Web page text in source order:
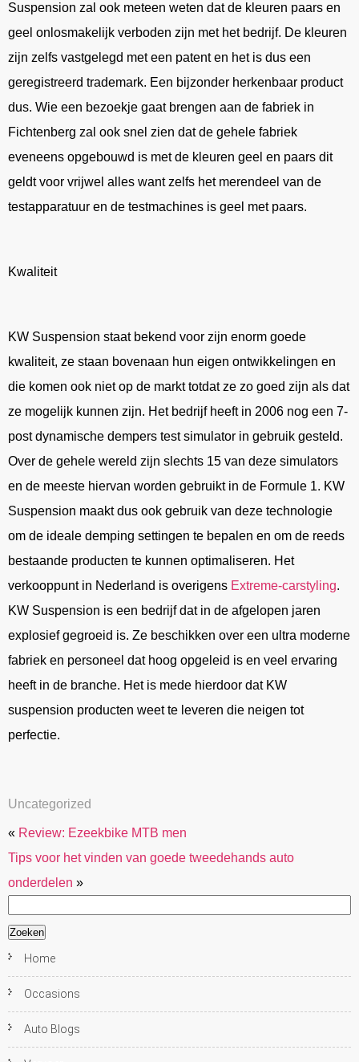
Suspension zal ook meteen weten dat de kleuren paars en
geel onlosmakelijk verboden zijn met het bedrijf. De kleuren
zijn zelfs vastgelegd met een patent en het is dus een
geregistreerd trademark. Een bijzonder herkenbaar product
dus. Wie een bezoekje gaat brengen aan de fabriek in
Fichtenberg zal ook snel zien dat de gehele fabriek
eveneens opgebouwd is met de kleuren geel en paars dit
geldt voor vrijwel alles want zelfs het merendeel van de
testapparatuur en de testmachines is geel met paars.
Kwaliteit
KW Suspension staat bekend voor zijn enorm goede
kwaliteit, ze staan bovenaan hun eigen ontwikkelingen en
die komen ook niet op de markt totdat ze zo goed zijn als dat
ze mogelijk kunnen zijn. Het bedrijf heeft in 2006 nog een 7-
post dynamische dempers test simulator in gebruik gesteld.
Over de gehele wereld zijn slechts 15 van deze simulators
en de meeste hiervan worden gebruikt in de Formule 1. KW
Suspension maakt dus ook gebruik van deze technologie
om de ideale demping settingen te bepalen en om de reeds
bestaande producten te kunnen optimaliseren. Het
verkooppunt in Nederland is overigens Extreme-carstyling.
KW Suspension is een bedrijf dat in de afgelopen jaren
explosief gegroeid is. Ze beschikken over een ultra moderne
fabriek en personeel dat hoog opgeleid is en veel ervaring
heeft in de branche. Het is mede hierdoor dat KW
suspension producten weet te leveren die neigen tot
perfectie.
Uncategorized
« Review: Ezeekbike MTB men
Tips voor het vinden van goede tweedehands auto
onderdelen »
naar:
Home
Occasions
Auto Blogs